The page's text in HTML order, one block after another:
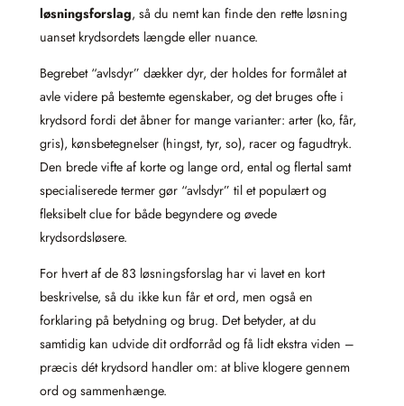
løsningsforslag, så du nemt kan finde den rette løsning
uanset krydsordets længde eller nuance.
Begrebet “avlsdyr” dækker dyr, der holdes for formålet at
avle videre på bestemte egenskaber, og det bruges ofte i
krydsord fordi det åbner for mange varianter: arter (ko, får,
gris), kønsbetegnelser (hingst, tyr, so), racer og fagudtryk.
Den brede vifte af korte og lange ord, ental og flertal samt
specialiserede termer gør “avlsdyr” til et populært og
fleksibelt clue for både begyndere og øvede
krydsordsløsere.
For hvert af de 83 løsningsforslag har vi lavet en kort
beskrivelse, så du ikke kun får et ord, men også en
forklaring på betydning og brug. Det betyder, at du
samtidig kan udvide dit ordforråd og få lidt ekstra viden –
præcis dét krydsord handler om: at blive klogere gennem
ord og sammenhænge.